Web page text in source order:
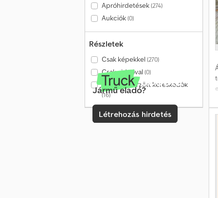
Apróhirdetések(274)
Aukciók(0)
Részletek
Csak képekkel (270)
Csak videóval (0)
Csak ellenőrzött kereskedők
(16)
Jármű eladó?
Létrehozás hirdetés